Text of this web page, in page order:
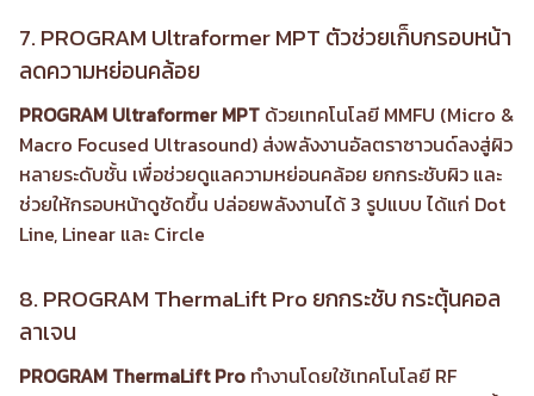
7. PROGRAM Ultraformer MPT ตัวช่วยเก็บกรอบหน้า
ลดความหย่อนคล้อย
PROGRAM Ultraformer MPT ด้วยเทคโนโลยี MMFU (Micro &
Macro Focused Ultrasound) ส่งพลังงานอัลตราซาวนด์ลงสู่ผิว
หลายระดับชั้น เพื่อช่วยดูแลความหย่อนคล้อย ยกกระชับผิว และ
ช่วยให้กรอบหน้าดูชัดขึ้น ปล่อยพลังงานได้ 3 รูปแบบ ได้แก่ Dot
Line, Linear และ Circle
8. PROGRAM ThermaLift Pro ยกกระชับ กระตุ้นคอล
ลาเจน
PROGRAM ThermaLift Pro ทำงานโดยใช้เทคโนโลยี RF